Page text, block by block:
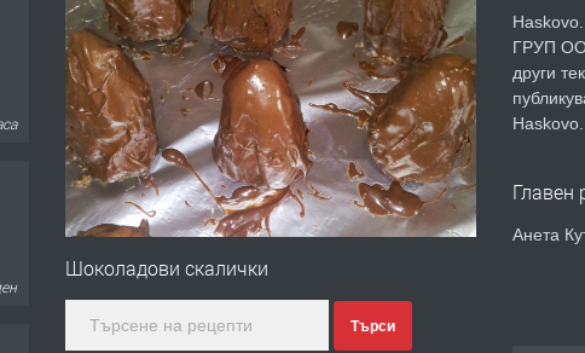
Шоколадови скалички
Търси
ГРУП
други
Главен
Анета